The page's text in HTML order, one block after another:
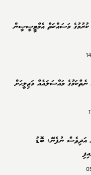
ކުރުމުގެ މަސައްކަތް އެމްޓީސީސީން
މައްސަލައެއް މަޖިލީހަށް
އަދިވެސް ނުފެނޭ، ބޮޑު